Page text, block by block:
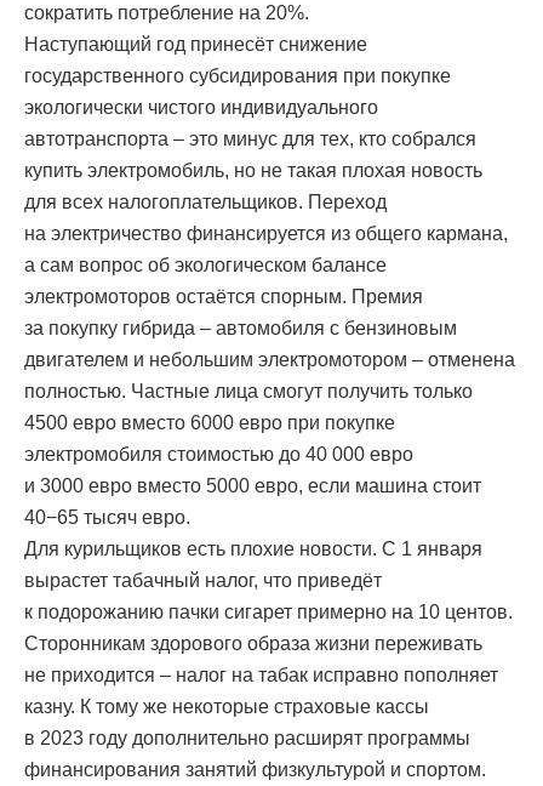
сократить потребление на 20%.
Наступающий год принесёт снижение
государственного субсидирования при покупке
экологически чистого индивидуального
автотранспорта – это минус для тех, кто собрался
купить электромобиль, но не такая плохая новость
для всех налогоплательщиков. Переход
на электричество финансируется из общего кармана,
а сам вопрос об экологическом балансе
электромоторов остаётся спорным. Премия
за покупку гибрида – автомобиля с бензиновым
двигателем и небольшим электромотором – отменена
полностью. Частные лица смогут получить только
4500 евро вместо 6000 евро при покупке
электромобиля стоимостью до 40 000 евро
и 3000 евро вместо 5000 евро, если машина стоит
40−65 тысяч евро.
Для курильщиков есть плохие новости. С 1 января
вырастет табачный налог, что приведёт
к подорожанию пачки сигарет примерно на 10 центов.
Сторонникам здорового образа жизни переживать
не приходится – налог на табак исправно пополняет
казну. К тому же некоторые страховые кассы
в 2023 году дополнительно расширят программы
финансирования занятий физкультурой и спортом.